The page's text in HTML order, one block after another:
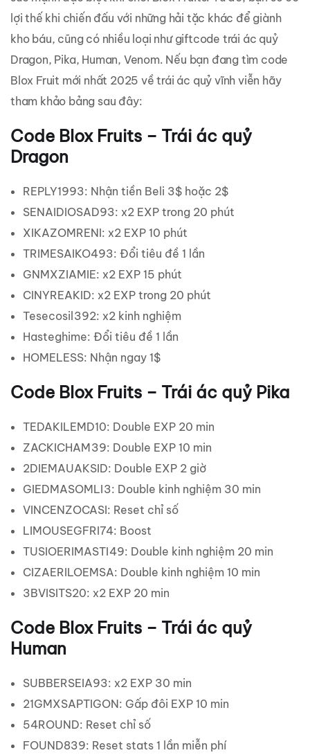
lợi thế khi chiến đấu với những hải tặc khác để giành
kho báu, cũng có nhiều loại như giftcode trái ác quỷ
Dragon, Pika, Human, Venom. Nếu bạn đang tìm code
Blox Fruit mới nhất 2025 về trái ác quỷ vĩnh viễn hãy
tham khảo bảng sau đây:
Code Blox Fruits – Trái ác quỷ
Dragon
REPLY1993: Nhận tiền Beli 3$ hoặc 2$
SENAIDIOSAD93: x2 EXP trong 20 phút
XIKAZOMRENI: x2 EXP 10 phút
TRIMESAIKO493: Đổi tiêu đề 1 lần
GNMXZIAMIE: x2 EXP 15 phút
CINYREAKID: x2 EXP trong 20 phút
Tesecosil392: x2 kinh nghiệm
Hasteghime: Đổi tiêu đề 1 lần
HOMELESS: Nhận ngay 1$
Code Blox Fruits – Trái ác quỷ Pika
TEDAKILEMD10: Double EXP 20 min
ZACKICHAM39: Double EXP 10 min
2DIEMAUAKSID: Double EXP 2 giờ
GIEDMASOMLI3: Double kinh nghiệm 30 min
VINCENZOCASI: Reset chỉ số
LIMOUSEGFRI74: Boost
TUSIOERIMASTI49: Double kinh nghiệm 20 min
CIZAERILOEMSA: Double kinh nghiệm 10 min
3BVISITS20: x2 EXP 20 min
Code Blox Fruits – Trái ác quỷ
Human
SUBBERSEIA93: x2 EXP 30 min
21GMXSAPTIGON: Gấp đôi EXP 10 min
54ROUND: Reset chỉ số
FOUND839: Reset stats 1 lần miễn phí